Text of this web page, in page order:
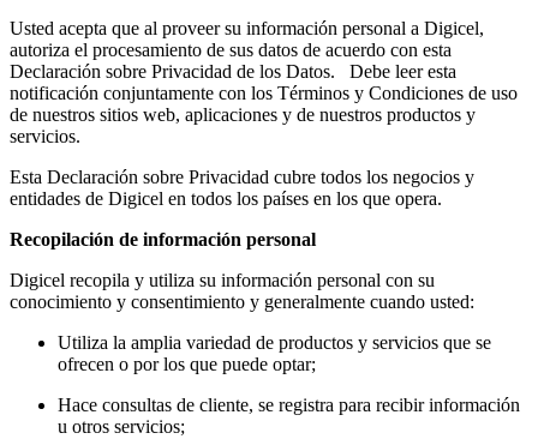
Usted acepta que al proveer su información personal a Digicel,
autoriza el procesamiento de sus datos de acuerdo con esta
Declaración sobre Privacidad de los Datos. Debe leer esta
notificación conjuntamente con los Términos y Condiciones de uso
de nuestros sitios web, aplicaciones y de nuestros productos y
servicios.
Esta Declaración sobre Privacidad cubre todos los negocios y
entidades de Digicel en todos los países en los que opera.
Recopilación de información personal
Digicel recopila y utiliza su información personal con su
conocimiento y consentimiento y generalmente cuando usted:
Utiliza la amplia variedad de productos y servicios que se
ofrecen o por los que puede optar;
Hace consultas de cliente, se registra para recibir información
u otros servicios;